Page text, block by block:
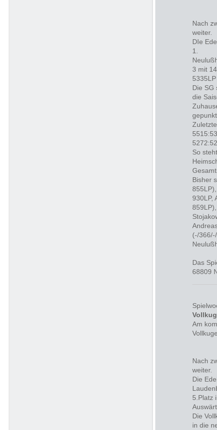
Nach
weiter.
DIe
1.
3 mit
Die SG
die
So
Bisher
930LP,
(-/
Das
68809
Am
Nach
weiter.
Die
5.Platz
Die
in die